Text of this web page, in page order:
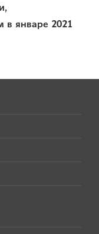
в январе 2021